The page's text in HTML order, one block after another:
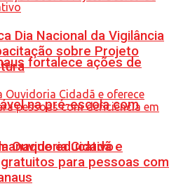
fortalece ações de
na pré-escola com
educativo
Dia Nacional da Vigilância
sobre Projeto
Ouvidoria Cidadã e
para pessoas com